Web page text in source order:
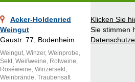
Acker-Holdenried
Weingut
Gaustr. 77, Bodenheim
Weingut, Winzer, Weinprobe,
Sekt, Weißweine, Rotweine,
Roséweine, Winzersekt,
Weinbrände, Traubensaft
Klicken Sie
Sie stimmen